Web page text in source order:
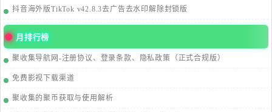
抖音海外版TikTok v42.8.3去广告去水印解除封锁版
月排行榜
聚收集导航网-注册协议、登录条款、隐私政策（正式合规版）
免费影视下载渠道
聚收集的聚币获取与使用解析